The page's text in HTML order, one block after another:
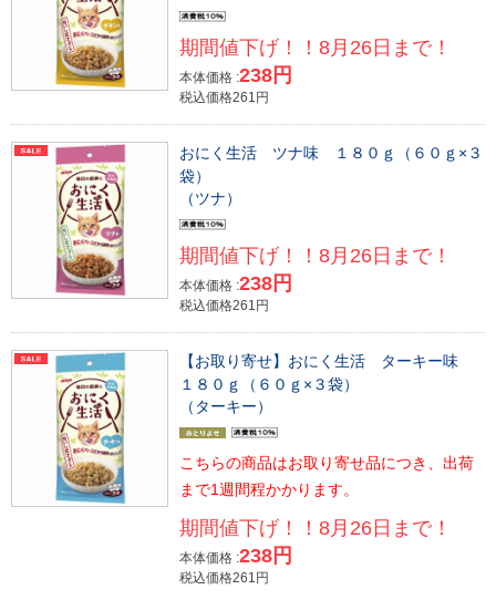
期間値下げ！！8月26日まで！
本体価格 :238円
税込価格261円
おにく生活 ツナ味 １８０ｇ（６０ｇ×３
袋）
（ツナ）
期間値下げ！！8月26日まで！
本体価格 :238円
税込価格261円
【お取り寄せ】おにく生活 ターキー味
１８０ｇ（６０ｇ×３袋）
（ターキー）
こちらの商品はお取り寄せ品につき、出荷
まで1週間程かかります。
期間値下げ！！8月26日まで！
本体価格 :238円
税込価格261円